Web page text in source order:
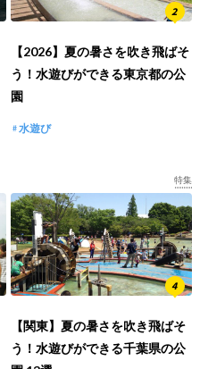
【2026】夏の暑さを吹き飛ばそ
う！水遊びができる東京都の公
園
水遊び
特集
【関東】夏の暑さを吹き飛ばそ
う！水遊びができる千葉県の公